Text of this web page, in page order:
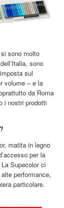
sono molto
sono
sul
volume – e la
da Roma
i nostri prodotti
matita in legno
per la
Supecolor ci
performance,
particolare.